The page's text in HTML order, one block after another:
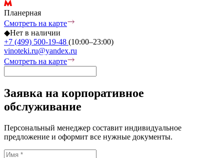
Планерная
Смотреть на карте
◆Нет в наличии
+7 (499) 500-19-48 (10:00–23:00)
vinoteki.ru@yandex.ru
Смотреть на карте
Заявка на корпоративное
обслуживание
Персональный менеджер составит индивидуальное
предложение и оформит все нужные документы.